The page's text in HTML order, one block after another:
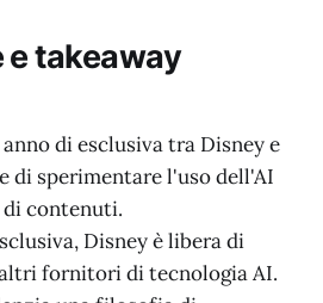
takeaway
di esclusiva tra Disney e
di sperimentare l'uso dell'AI
contenuti.
Disney è libera di
fornitori di tecnologia AI.